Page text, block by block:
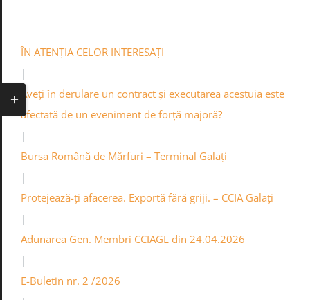
contentÎN ATENȚIA CELOR INTERESAȚI
|
Aveți în derulare un contract și executarea acestuia este
afectată de un eveniment de forță majoră?
|
Bursa Română de Mărfuri – Terminal Galați
|
Protejează-ți afacerea. Exportă fără griji. – CCIA Galați
|
Adunarea Gen. Membri CCIAGL din 24.04.2026
|
E-Buletin nr. 2 /2026
Toggle
Sliding
Area